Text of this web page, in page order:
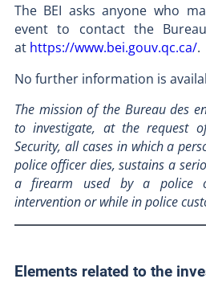
The BEI asks anyone who
event to contact the
at https://www.bei.gouv.qc.ca/.
No further information is
The mission of the Bureau des
to investigate, at the request
Security, all cases in which a
police officer dies, sustains a
a firearm used by a police
intervention or while in police
Elements related to the